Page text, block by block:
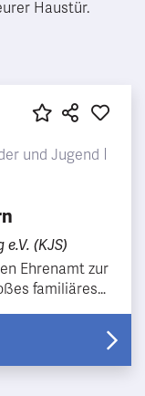
und Jugend
(KJS)
Ehrenamt zur
familiäres
Haustür.